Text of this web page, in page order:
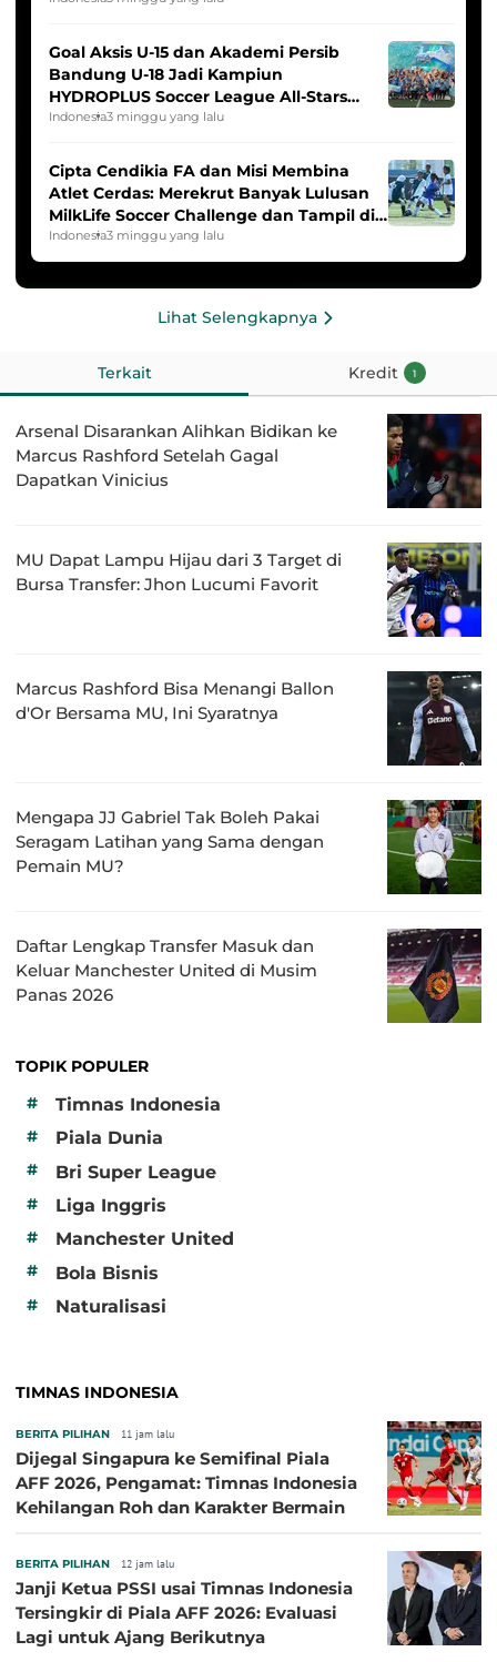
Goal Aksis U-15 dan Akademi Persib
Bandung U-18 Jadi Kampiun
HYDROPLUS Soccer League All-Stars
2025/2026
Indonesia3 minggu yang lalu
Cipta Cendikia FA dan Misi Membina
Atlet Cerdas: Merekrut Banyak Lulusan
MilkLife Soccer Challenge dan Tampil di
HYDROPLUS Soccer League
Indonesia3 minggu yang lalu
Lihat Selengkapnya
Terkait Kredit 1
Arsenal Disarankan Alihkan Bidikan ke
Marcus Rashford Setelah Gagal
Dapatkan Vinicius
MU Dapat Lampu Hijau dari 3 Target di
Bursa Transfer: Jhon Lucumi Favorit
Marcus Rashford Bisa Menangi Ballon
d'Or Bersama MU, Ini Syaratnya
Mengapa JJ Gabriel Tak Boleh Pakai
Seragam Latihan yang Sama dengan
Pemain MU?
Daftar Lengkap Transfer Masuk dan
Keluar Manchester United di Musim
Panas 2026
TOPIK POPULER
#
Timnas Indonesia
# Piala Dunia
# Bri Super League
# Liga Inggris
# Manchester United
# Bola Bisnis
# Naturalisasi
TIMNAS INDONESIA
BERITA PILIHAN 11 jam lalu
Dijegal Singapura ke Semifinal Piala
AFF 2026, Pengamat: Timnas Indonesia
Kehilangan Roh dan Karakter Bermain
BERITA PILIHAN 12 jam lalu
Janji Ketua PSSI usai Timnas Indonesia
Tersingkir di Piala AFF 2026: Evaluasi
Lagi untuk Ajang Berikutnya